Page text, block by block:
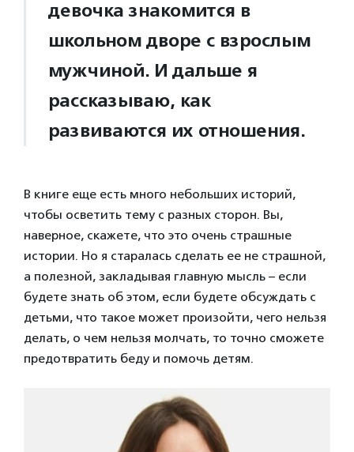
девочка знакомится в
школьном дворе с взрослым
мужчиной. И дальше я
рассказываю, как
развиваются их отношения.
В книге еще есть много небольших историй,
чтобы осветить тему с разных сторон. Вы,
наверное, скажете, что это очень страшные
истории. Но я старалась сделать ее не страшной,
а полезной, закладывая главную мысль – если
будете знать об этом, если будете обсуждать с
детьми, что такое может произойти, чего нельзя
делать, о чем нельзя молчать, то точно сможете
предотвратить беду и помочь детям.